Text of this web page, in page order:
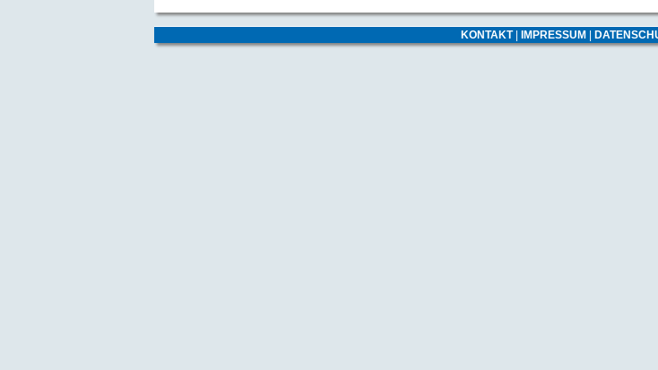
KONTAKT| IMPRESSUM